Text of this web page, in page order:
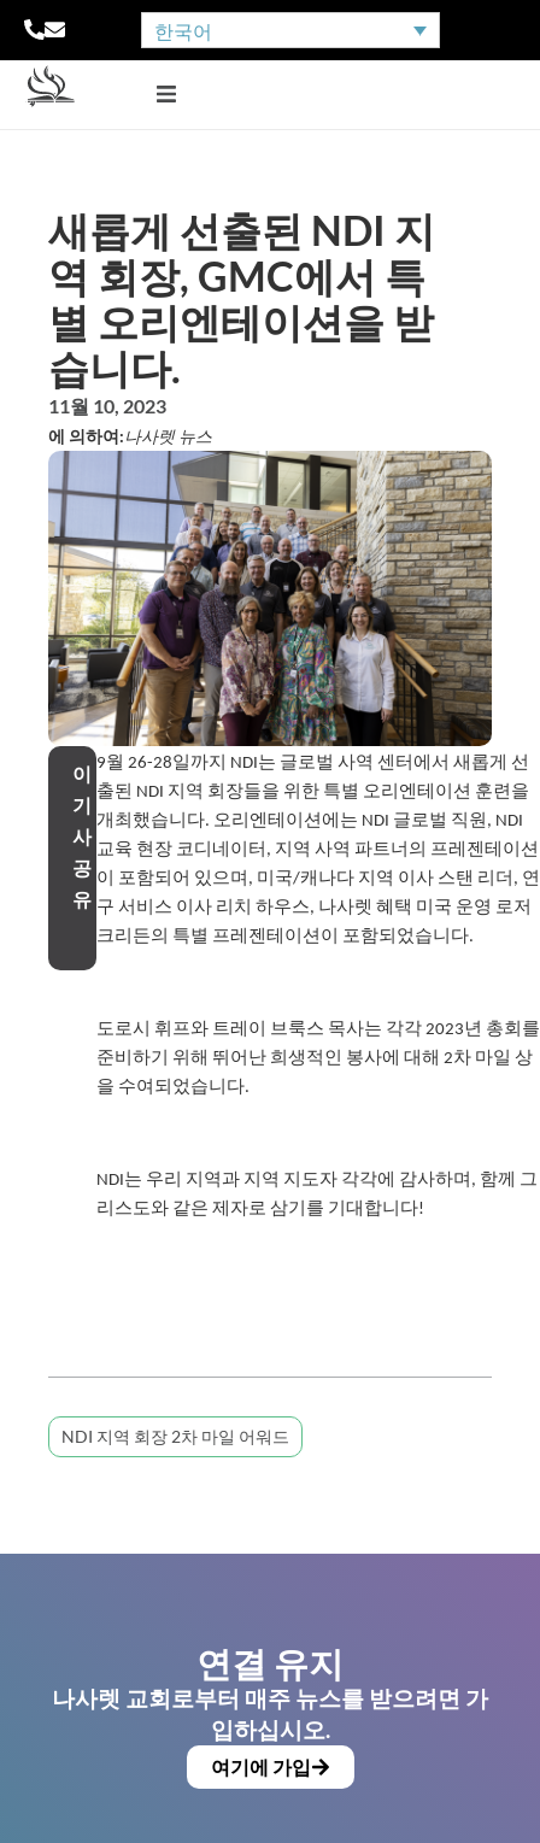
한국어
새롭게 선출된 NDI 지
역 회장, GMC에서 특
별 오리엔테이션을 받
습니다.
11월 10, 2023
에 의하여:나사렛 뉴스
이
기
사
공
유
9월 26-28일까지 NDI는 글로벌 사역 센터에서 새롭게 선
출된 NDI 지역 회장들을 위한 특별 오리엔테이션 훈련을
개최했습니다. 오리엔테이션에는 NDI 글로벌 직원, NDI
교육 현장 코디네이터, 지역 사역 파트너의 프레젠테이션
이 포함되어 있으며, 미국/캐나다 지역 이사 스탠 리더, 연
구 서비스 이사 리치 하우스, 나사렛 혜택 미국 운영 로저
크리든의 특별 프레젠테이션이 포함되었습니다.
도로시 휘프와 트레이 브룩스 목사는 각각 2023년 총회를
준비하기 위해 뛰어난 희생적인 봉사에 대해 2차 마일 상
을 수여되었습니다.
NDI는 우리 지역과 지역 지도자 각각에 감사하며, 함께 그
리스도와 같은 제자로 삼기를 기대합니다!
NDI 지역 회장 2차 마일 어워드
연결 유지
나사렛 교회로부터 매주 뉴스를 받으려면 가
입하십시오.
여기에 가입